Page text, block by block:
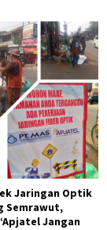
Jaringan Optik
Semrawut,
Jangan